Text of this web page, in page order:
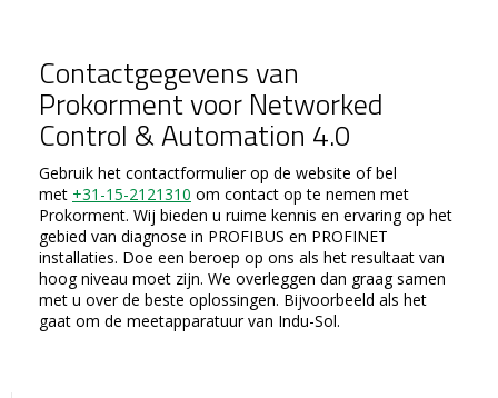
Contactgegevens van
Prokorment voor Networked
Control & Automation 4.0
Gebruik het contactformulier op de website of bel
met +31-15-2121310 om contact op te nemen met
Prokorment. Wij bieden u ruime kennis en ervaring op het
gebied van diagnose in PROFIBUS en PROFINET
installaties. Doe een beroep op ons als het resultaat van
hoog niveau moet zijn. We overleggen dan graag samen
met u over de beste oplossingen. Bijvoorbeeld als het
gaat om de meetapparatuur van Indu-Sol.